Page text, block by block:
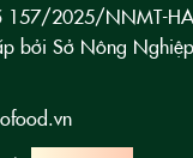
157/2025/NNMT-
bởi Sở Nông